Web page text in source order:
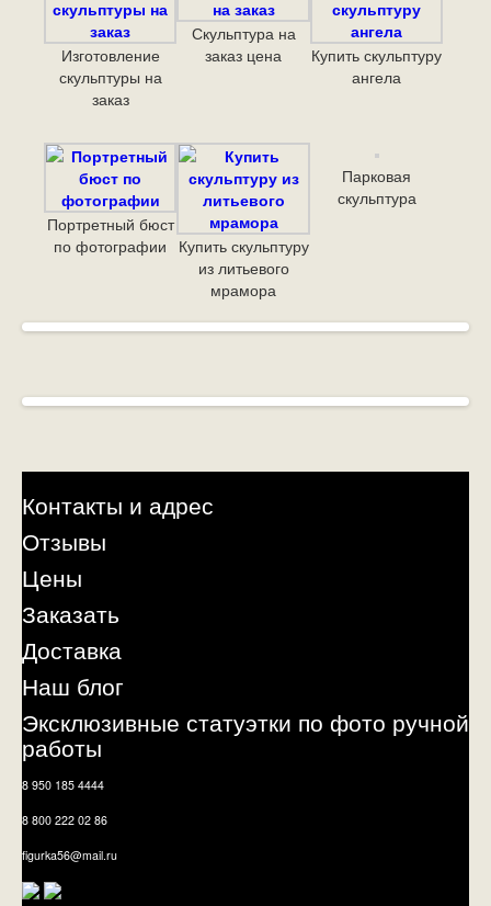
Изготовление
скульптуры на
заказ
Скульптура на
заказ цена
Купить скульптуру
ангела
Портретный бюст
по фотографии
Купить скульптуру
из литьевого
мрамора
Парковая
скульптура
Контакты и адрес
Отзывы
Цены
Заказать
Доставка
Наш блог
Эксклюзивные статуэтки по фото ручной
работы
8 950 185 4444
8 800 222 02 86
figurka56@mail.ru